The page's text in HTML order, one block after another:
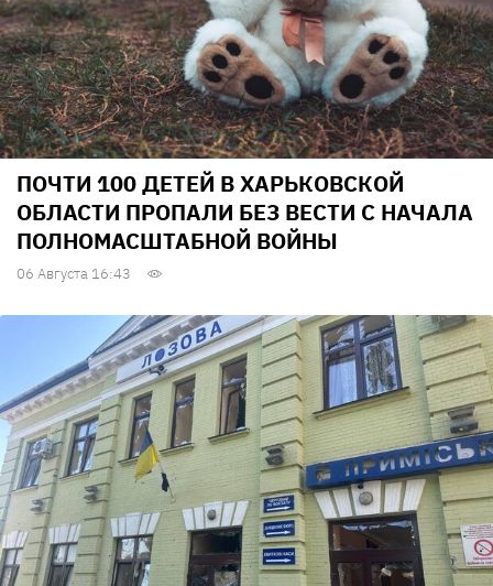
ПОЧТИ 100 ДЕТЕЙ В ХАРЬКОВСКОЙ
ОБЛАСТИ ПРОПАЛИ БЕЗ ВЕСТИ С НАЧАЛА
ПОЛНОМАСШТАБНОЙ ВОЙНЫ
06 Августа 16:43